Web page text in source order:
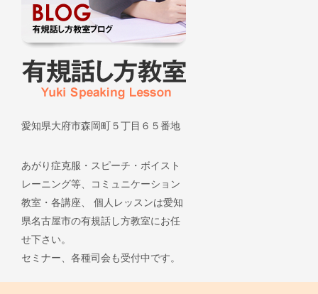
愛知県大府市森岡町５丁目６５番地
あがり症克服・スピーチ・ボイスト
レーニング等、コミュニケーション
教室・各講座、 個人レッスンは愛知
県名古屋市の有規話し方教室にお任
せ下さい。
セミナー、各種司会も受付中です。